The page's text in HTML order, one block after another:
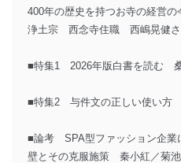
400年の歴史を持つお寺の経営の
浄土宗 西念寺住職 西嶋晃健
■特集1 2026年版白書を読む
■特集2 与件文の正しい使い方
■論考 SPA型ファッション企業
壁とその克服施策 秦小紅／菊